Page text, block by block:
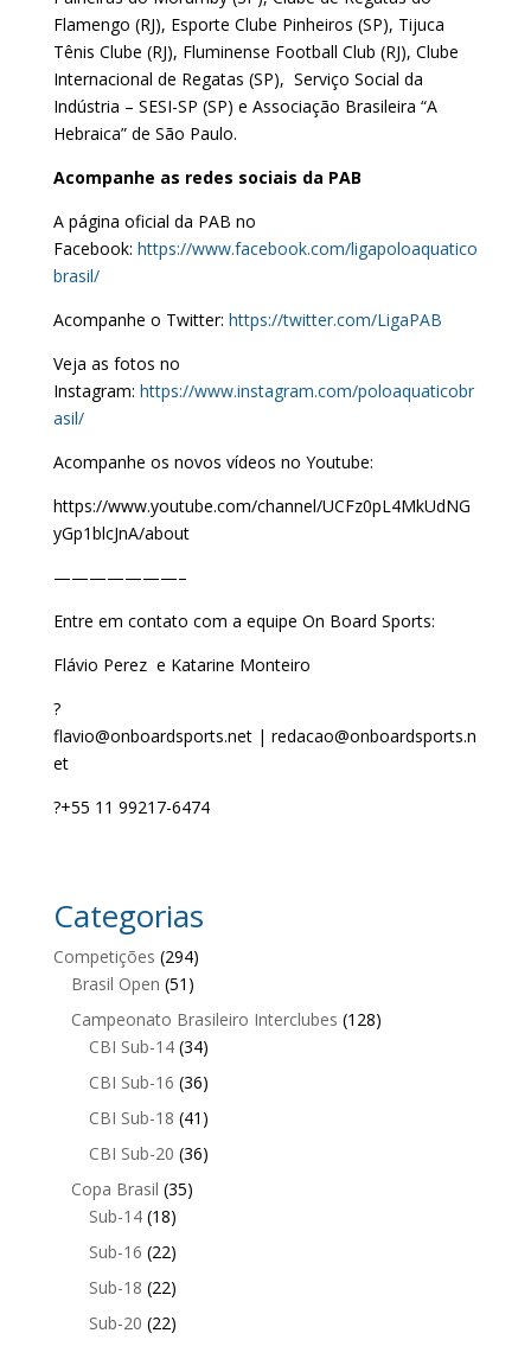
Flamengo (RJ), Esporte Clube Pinheiros (SP), Tijuca
Tênis Clube (RJ), Fluminense Football Club (RJ), Clube
Internacional de Regatas (SP), Serviço Social da
Indústria – SESI-SP (SP) e Associação Brasileira “A
Hebraica” de São Paulo.
Acompanhe as redes sociais da PAB
A página oficial da PAB no
Facebook: https://www.facebook.com/ligapoloaquatico
brasil/
Acompanhe o Twitter: https://twitter.com/LigaPAB
Veja as fotos no
Instagram: https://www.instagram.com/poloaquaticobr
asil/
Acompanhe os novos vídeos no Youtube:
https://www.youtube.com/channel/UCFz0pL4MkUdNG
yGp1blcJnA/about
———————–
Entre em contato com a equipe On Board Sports:
Flávio Perez e Katarine Monteiro
?
flavio@onboardsports.net | redacao@onboardsports.n
et
?+55 11 99217-6474
Categorias
Competições (294)
Brasil Open (51)
Campeonato Brasileiro Interclubes (128)
CBI Sub-14(34)
CBI Sub-16 (36)
CBI Sub-18 (41)
CBI Sub-20 (36)
Copa Brasil (35)
Sub-14(18)
Sub-16 (22)
Sub-18 (22)
Sub-20 (22)